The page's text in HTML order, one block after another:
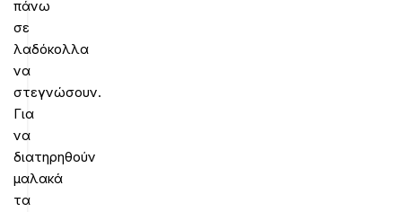
πάνω
σε
λαδόκολλα
να
στεγνώσουν.
Για
να
διατηρηθούν
μαλακά
τα